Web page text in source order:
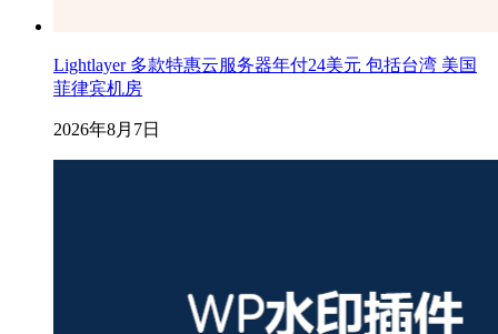
Lightlayer 多款特惠云服务器年付24美元 包括台湾 美国
菲律宾机房
2026年8月7日